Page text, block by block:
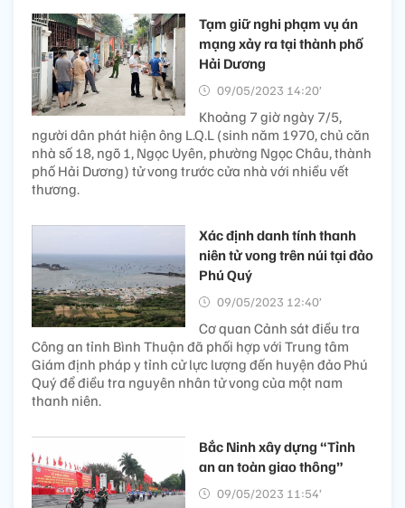
Tạm giữ nghi phạm vụ án
mạng xảy ra tại thành phố
Hải Dương
09/05/2023 14:20’
Khoảng 7 giờ ngày 7/5,
người dân phát hiện ông L.Q.L (sinh năm 1970, chủ căn
nhà số 18, ngõ 1, Ngọc Uyên, phường Ngọc Châu, thành
phố Hải Dương) tử vong trước cửa nhà với nhiều vết
thương.
Xác định danh tính thanh
niên tử vong trên núi tại đảo
Phú Quý
09/05/2023 12:40’
Cơ quan Cảnh sát điều tra
Công an tỉnh Bình Thuận đã phối hợp với Trung tâm
Giám định pháp y tỉnh cử lực lượng đến huyện đảo Phú
Quý để điều tra nguyên nhân tử vong của một nam
thanh niên.
Bắc Ninh xây dựng “Tỉnh
an an toàn giao thông”
09/05/2023 11:54’